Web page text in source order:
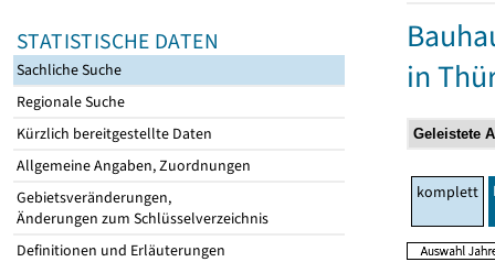
STATISTISCHE DATEN
Sachliche Suche
Regionale Suche
Kürzlich bereitgestellte Daten
Allgemeine Angaben, Zuordnungen
Gebietsveränderungen,
Änderungen zum Schlüsselverzeichnis
Definitionen und Erläuterungen
in
komplett